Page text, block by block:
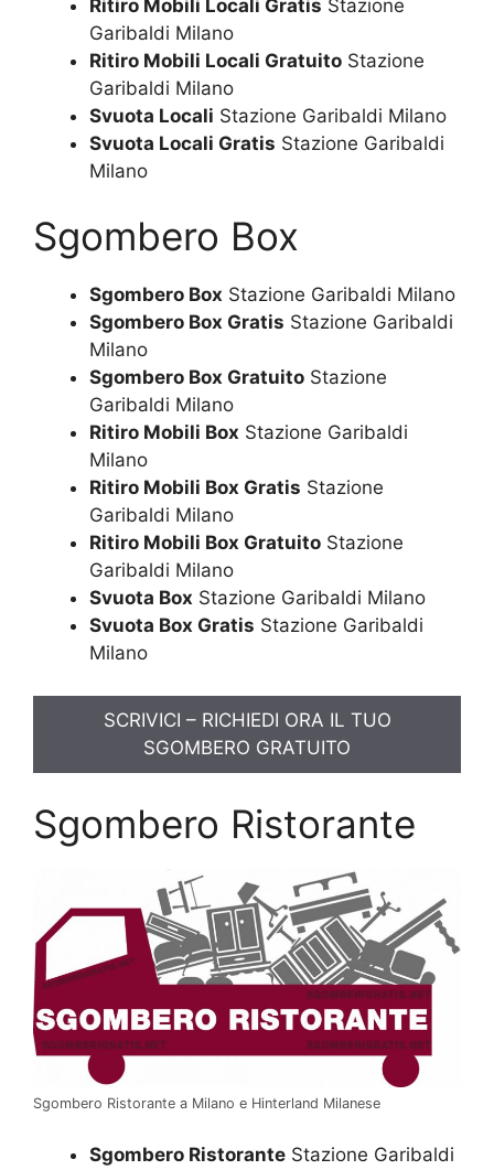
Ritiro Mobili Locali Gratis Stazione
Garibaldi Milano
Ritiro Mobili Locali Gratuito Stazione
Garibaldi Milano
Svuota Locali Stazione Garibaldi Milano
Svuota Locali Gratis Stazione Garibaldi
Milano
Sgombero Box
Sgombero Box Stazione Garibaldi Milano
Sgombero Box Gratis Stazione Garibaldi
Milano
Sgombero Box Gratuito Stazione
Garibaldi Milano
Ritiro Mobili Box Stazione Garibaldi
Milano
Ritiro Mobili Box Gratis Stazione
Garibaldi Milano
Ritiro Mobili Box Gratuito Stazione
Garibaldi Milano
Svuota Box Stazione Garibaldi Milano
Svuota Box Gratis Stazione Garibaldi
Milano
SCRIVICI – RICHIEDI ORA IL TUO
SGOMBERO GRATUITO
Sgombero Ristorante
Sgombero Ristorante a Milano e Hinterland Milanese
Sgombero Ristorante Stazione Garibaldi